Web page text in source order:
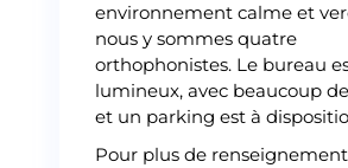
environnement calme et
nous y sommes quatre
orthophonistes. Le bureau
lumineux, avec beaucoup
et un parking est à
Pour plus de